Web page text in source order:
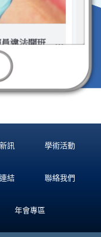
訊 學術活動
結 聯絡我們
年會專區